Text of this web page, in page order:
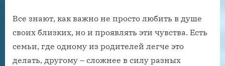
Все знают, как важно не просто любить в душе
своих близких, но и проявлять эти чувства. Есть
семьи, где одному из родителей легче это
делать, другому – сложнее в силу разных